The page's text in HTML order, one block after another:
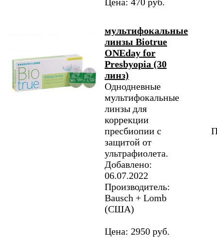
мультифокальные
линзы Biotrue
ONEday for
Presbyopia (30
линз)
Однодневные
мультифокальные
линзы для
коррекции
пресбиопии с
защитой от
ультрафиолета.
Добавлено:
06.07.2022
Производитель:
Bausch + Lomb
(США)
Цена: 2950 руб.